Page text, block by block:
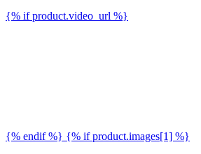
{% if product.video_url %}
{% endif %} {% if product.images[1] %}